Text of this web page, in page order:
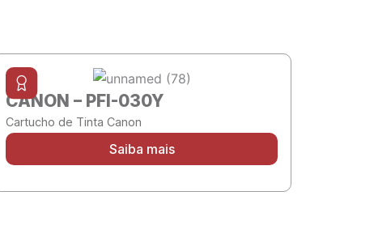
CANON – PFI-030Y
Cartucho de Tinta Canon
Saiba mais